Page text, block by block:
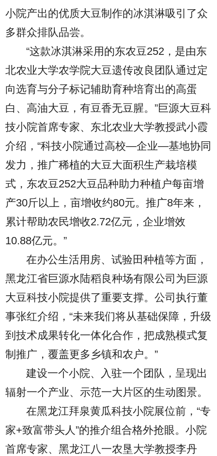
小院产出的优质大豆制作的冰淇淋吸引了众
多群众排队品尝。
“这款冰淇淋采用的东农豆252，是由东
北农业大学农学院大豆遗传改良团队通过定
向选育与分子标记辅助育种培育出的高蛋
白、高油大豆，有豆香无豆腥。”巨源大豆科
技小院首席专家、东北农业大学教授武小霞
介绍，“科技小院通过高校—企业—基地协同
发力，推广稀植的大豆大面积生产栽培模
式，东农豆252大豆品种助力种植户每亩增
产30斤以上，亩增收约80元。推广8年来，
累计帮助农民增收2.72亿元，企业增效
10.88亿元。”
在办公生活用房、试验田种植等方面，
黑龙江省巨源水陆稻良种场有限公司为巨源
大豆科技小院提供了重要支撑。公司执行董
事张红介绍，“未来我们将从基础保障，升级
到技术成果转化一体化合作，把成熟模式复
制推广，覆盖更多乡镇和农户。”
建设一个小院、入驻一个团队，呈现出
辐射一个产业、示范一大片区的生动图景。
在黑龙江拜泉黄瓜科技小院展位前，“专
家+致富带头人”的推介组合格外抢眼。小院
首席专家、黑龙江八一农垦大学教授李丹